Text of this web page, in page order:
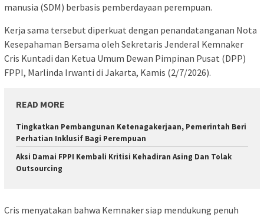
manusia (SDM) berbasis pemberdayaan perempuan.
Kerja sama tersebut diperkuat dengan penandatanganan Nota
Kesepahaman Bersama oleh Sekretaris Jenderal Kemnaker
Cris Kuntadi dan Ketua Umum Dewan Pimpinan Pusat (DPP)
FPPI, Marlinda Irwanti di Jakarta, Kamis (2/7/2026).
READ MORE
Tingkatkan Pembangunan Ketenagakerjaan, Pemerintah Beri
Perhatian Inklusif Bagi Perempuan
Aksi Damai FPPI Kembali Kritisi Kehadiran Asing Dan Tolak
Outsourcing
Cris menyatakan bahwa Kemnaker siap mendukung penuh